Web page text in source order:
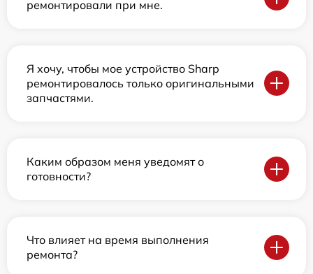
ремонтировали при мне.
Я хочу, чтобы мое устройство Sharp
ремонтировалось только оригинальными
запчастями.
Каким образом меня уведомят о
готовности?
Что влияет на время выполнения
ремонта?